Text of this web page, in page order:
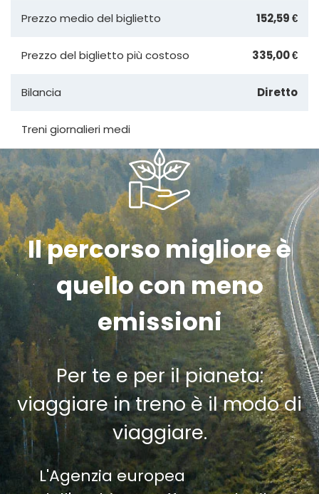
Prezzo medio del biglietto 152,59 €
Prezzo del biglietto più costoso 335,00 €
Bilancia Diretto
Treni giornalieri medi
Il percorso migliore è
quello con meno
emissioni
Per te e per il pianeta:
viaggiare in treno è il modo di
viaggiare.
L'Agenzia europea